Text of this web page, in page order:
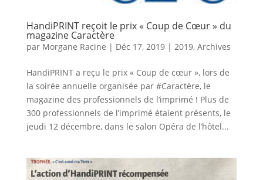
HandiPRINT reçoit le prix « Coup de Cœur » du
magazine Caractère
par Morgane Racine | Déc 17, 2019| 2019, Archives
HandiPRINT a reçu le prix « Coup de cœur », lors de
la soirée annuelle organisée par #Caractère, le
magazine des professionnels de l’imprimé ! Plus de
300 professionnels de l’imprimé étaient présents, le
jeudi 12 décembre, dans le salon Opéra de l’hôtel...